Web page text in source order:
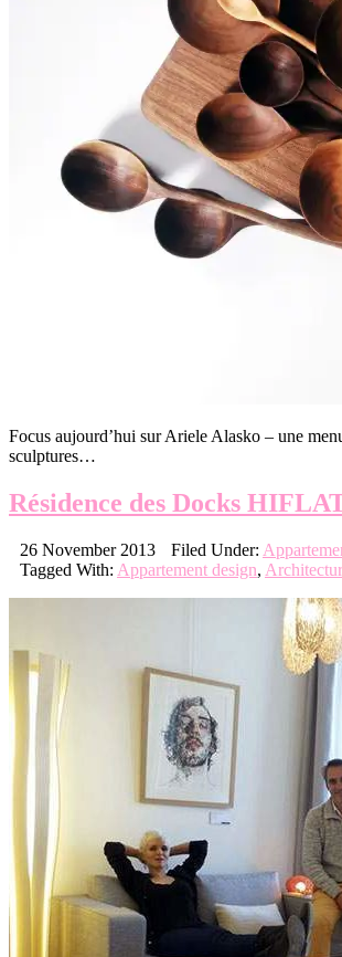
Focus aujourd’hui sur Ariele Alasko – une
sculptures…
26 November 2013 Filed Under:
Tagged With: Appartement design,